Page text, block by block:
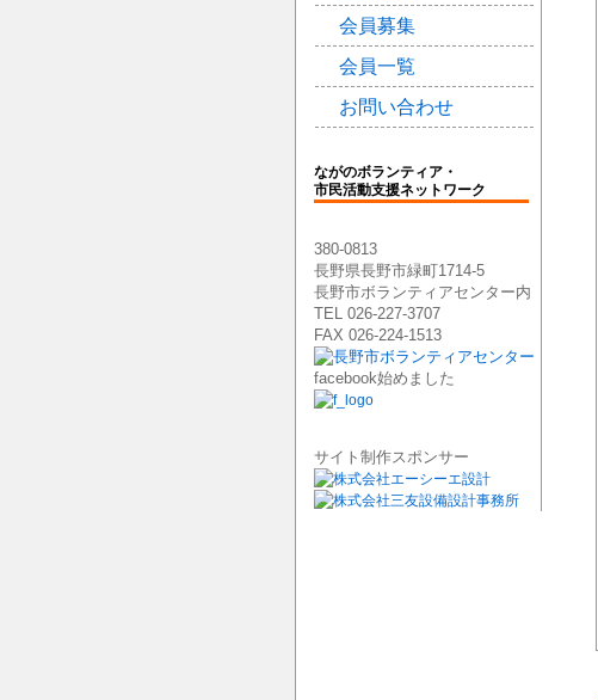
会員募集
会員一覧
お問い合わせ
ながのボランティア・
市民活動支援ネットワーク
380-0813
長野県長野市緑町1714-5
長野市ボランティアセンター内
TEL 026-227-3707
FAX 026-224-1513
facebook始めました
サイト制作スポンサー